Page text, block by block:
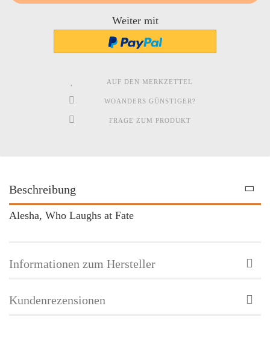
Weiter mit
AUF DEN MERKZETTEL
WOANDERS GÜNSTIGER?
FRAGE ZUM PRODUKT
Beschreibung
Alesha, Who Laughs at Fate
Informationen zum Hersteller
Kundenrezensionen